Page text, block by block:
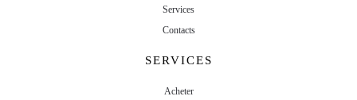
Services
Contacts
SERVICES
Acheter